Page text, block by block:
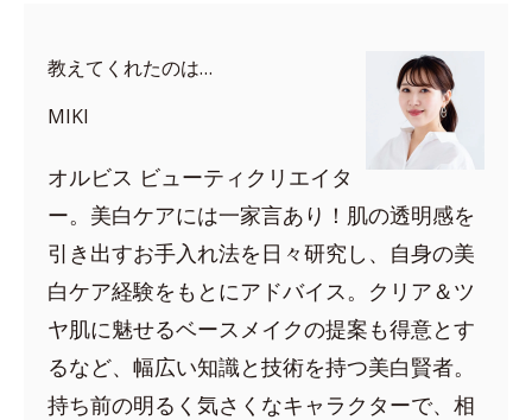
教えてくれたのは…
MIKI
オルビス ビューティクリエイタ
ー。美白ケアには一家言あり！肌の透明感を
引き出すお手入れ法を日々研究し、自身の美
白ケア経験をもとにアドバイス。クリア＆ツ
ヤ肌に魅せるベースメイクの提案も得意とす
るなど、幅広い知識と技術を持つ美白賢者。
持ち前の明るく気さくなキャラクターで、相